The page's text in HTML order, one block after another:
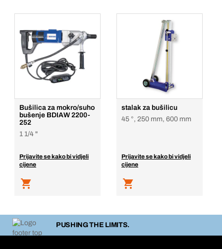
Bušilica za mokro/suho
bušenje BDIAW 2200-
252
1 1/4 "
Prijavite se kako bi vidjeli
cijene
stalak za bušilicu
45 °, 250 mm, 600 mm
Prijavite se kako bi vidjeli
cijene
PUSHING THE LIMITS.